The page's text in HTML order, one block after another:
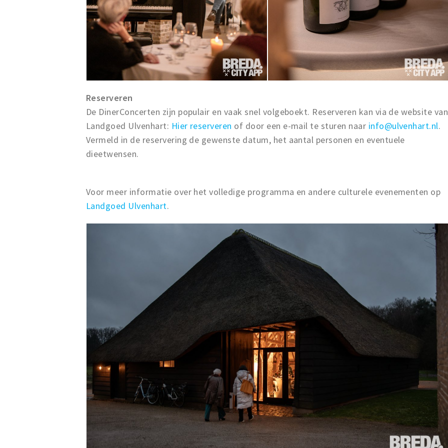
Reserveren
De DinerConcerten zijn populair en vaak snel volgeboekt. Reserveren kan via de website van
Landgoed Ulvenhart: Hier reserveren of door een e-mail te sturen naar info@ulvenhart.nl.
Vermeld in de reservering de gewenste datum, het aantal personen en eventuele
dieetwensen.
Voor meer informatie over het volledige programma en andere culturele evenementen op
Landgoed Ulvenhart.